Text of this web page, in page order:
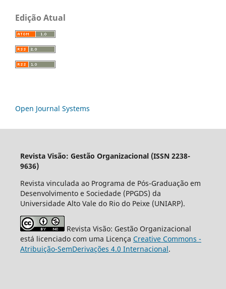
Edição Atual
Open Journal Systems
Revista Visão: Gestão Organizacional (ISSN 2238-
9636)
Revista vinculada ao Programa de Pós-Graduação em
Desenvolvimento e Sociedade (PPGDS) da
Universidade Alto Vale do Rio do Peixe (UNIARP).
Revista Visão: Gestão Organizacional
está licenciado com uma Licença Creative Commons -
Atribuição-SemDerivações 4.0 Internacional.